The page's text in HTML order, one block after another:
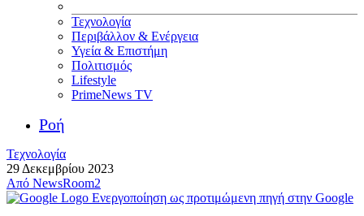
Τεχνολογία
Περιβάλλον & Ενέργεια
Υγεία & Επιστήμη
Πολιτισμός
Lifestyle
PrimeNews TV
Ροή
Τεχνολογία
29 Δεκεμβρίου 2023
Από NewsRoom2
Ενεργοποίηση ως προτιμώμενη πηγή στην Google